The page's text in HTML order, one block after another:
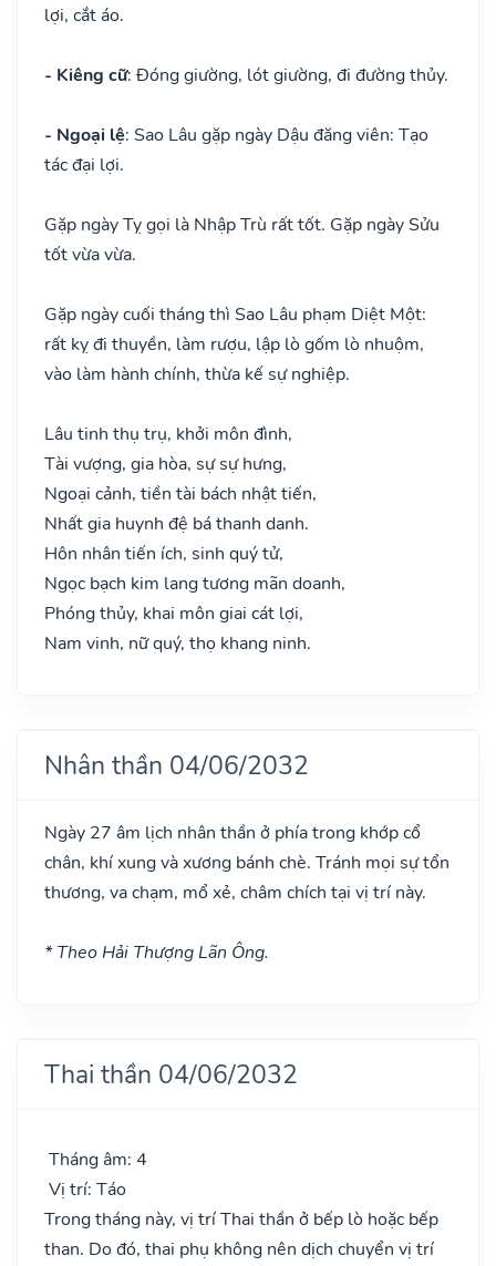
lợi, cắt áo.
- Kiêng cữ: Đóng giường, lót giường, đi đường thủy.
- Ngoại lệ: Sao Lâu gặp ngày Dậu đăng viên: Tạo
tác đại lợi.
Gặp ngày Tỵ gọi là Nhập Trù rất tốt. Gặp ngày Sửu
tốt vừa vừa.
Gặp ngày cuối tháng thì Sao Lâu phạm Diệt Một:
rất kỵ đi thuyền, làm rượu, lập lò gốm lò nhuộm,
vào làm hành chính, thừa kế sự nghiệp.
Lâu tinh thụ trụ, khởi môn đình,
Tài vượng, gia hòa, sự sự hưng,
Ngoại cảnh, tiền tài bách nhật tiến,
Nhất gia huynh đệ bá thanh danh.
Hôn nhân tiến ích, sinh quý tử,
Ngọc bạch kim lang tương mãn doanh,
Phóng thủy, khai môn giai cát lợi,
Nam vinh, nữ quý, thọ khang ninh.
Nhân thần 04/06/2032
Ngày 27 âm lịch nhân thần ở phía trong khớp cổ
chân, khí xung và xương bánh chè. Tránh mọi sự tổn
thương, va chạm, mổ xẻ, châm chích tại vị trí này.
* Theo Hải Thượng Lãn Ông.
Thai thần 04/06/2032
Tháng âm: 4
Vị trí: Táo
Trong tháng này, vị trí Thai thần ở bếp lò hoặc bếp
than. Do đó, thai phụ không nên dịch chuyển vị trí